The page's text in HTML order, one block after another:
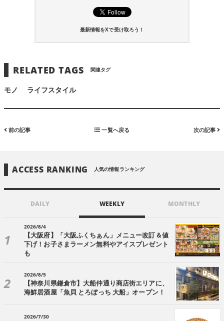
最新情報をXで受け取ろう！
RELATED TAGS 関連タグ
モノ ライフスタイル
前の記事 一覧へ戻る 次の記事
ACCESS RANKING 人気の情報ランキング
DAILY WEEKLY MONTHLY
2026/8/4
【大阪府】「大阪ふくちぁん」メニュー改訂＆値
下げ！お子さまラーメン無料やアイスプレゼント
も
2026/8/5
【神奈川県鎌倉市】大船仲通り商店街エリアに、
海鮮居酒屋「魚貝 とろぼっち 大船」オープン！
2026/7/30